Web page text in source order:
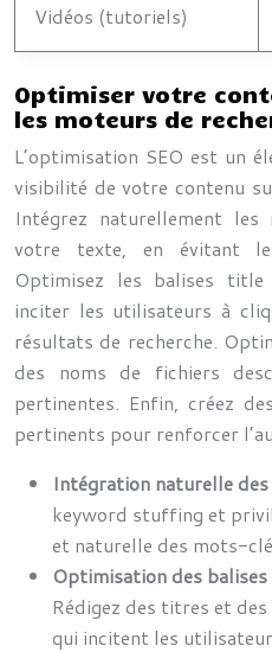
Vidéos (tutoriels)
Optimiser votre
les moteurs de
L’optimisation SEO est un
visibilité de votre contenu
Intégrez naturellement
votre texte, en évitant
Optimisez les balises
inciter les utilisateurs à
résultats de recherche.
des noms de fichiers
pertinentes. Enfin, créez
pertinents pour renforcer
Intégration naturelle
keyword stuffing et
et naturelle des mots-
Optimisation des
Rédigez des titres et
qui incitent les